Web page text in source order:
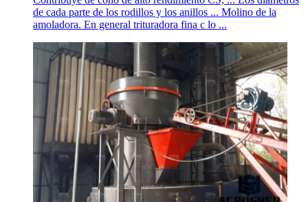
de cada parte de los rodillos y los anillos ... Molino de la
amoladora. En general trituradora fina c lo ...